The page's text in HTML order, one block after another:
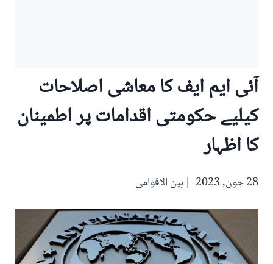
آئی ایم ایف کا معاشی اصلاحات
کیلیے حکومتی اقدامات پر اطمینان
کا اظہار
28 جون, 2023 بین الاقوامی